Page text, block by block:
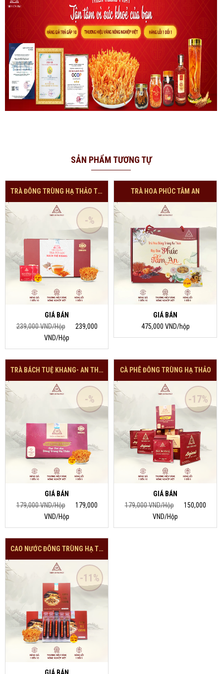
SẢN PHẨM TƯƠNG TỰ
TRÀ ĐÔNG TRÙNG HẠ THẢO TÍA TÔ
-%
GIÁ BÁN
239,000 VND/Hộp
239,000
VND/Hộp
TRÀ HOA PHÚC TÂM AN
GIÁ BÁN
475,000 VND/hộp
TRÀ BÁCH TUỆ KHANG- AN THẦN
-%
GIÁ BÁN
179,000 VND/Hộp
179,000
VND/Hộp
CÀ PHÊ ĐÔNG TRÙNG HẠ THẢO
-17%
GIÁ BÁN
179,000 VND/Hộp
150,000
VND/Hộp
CAO NƯỚC ĐÔNG TRÙNG HẠ THẢO
-11%